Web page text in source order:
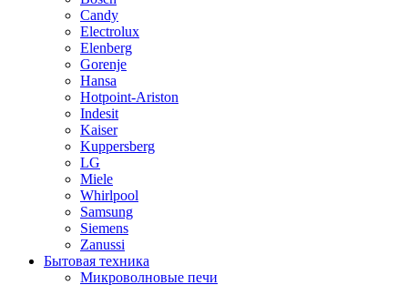
Candy
Electrolux
Elenberg
Gorenje
Hansa
Hotpoint-Ariston
Indesit
Kaiser
Kuppersberg
LG
Miele
Whirlpool
Samsung
Siemens
Zanussi
Бытовая техника
Микроволновые печи